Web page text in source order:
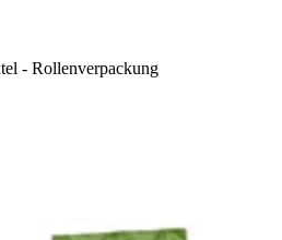
- Rollenverpackung